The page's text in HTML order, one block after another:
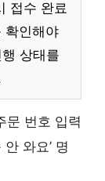
접수 완료
확인해야
상태를
문 번호 입력
와요’ 명